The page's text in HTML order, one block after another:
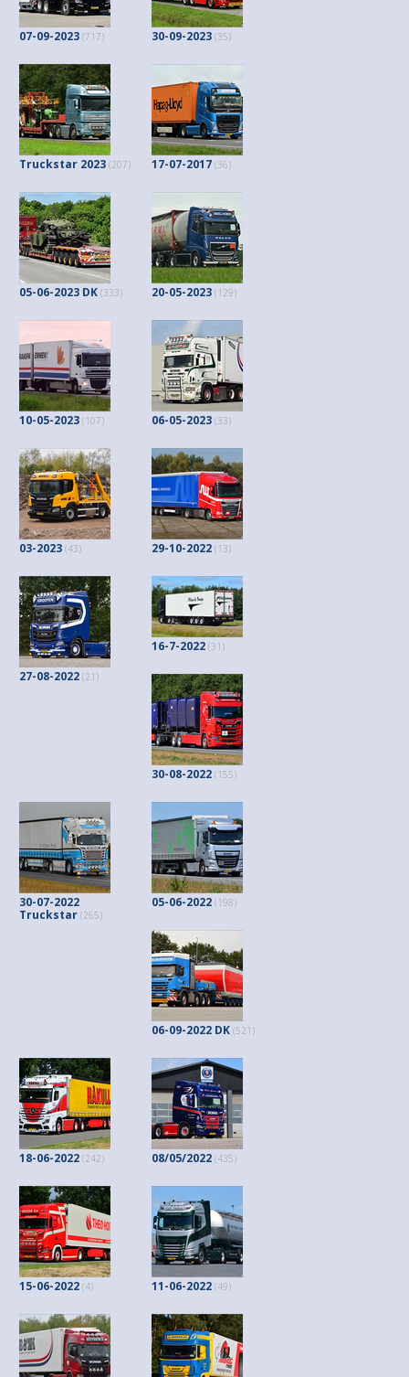
07-09-2023 (717) 30-09-2023 (35)
Truckstar 2023 (207) 17-07-2017 (36)
05-06-2023 DK (333) 20-05-2023 (129)
10-05-2023 (107) 06-05-2023 (33)
03-2023 (43) 29-10-2022 (13)
27-08-2022 (21)
16-7-2022 (31)
30-08-2022 (155)
30-07-2022
Truckstar (265)
05-06-2022 (198)
06-09-2022 DK (521)
18-06-2022 (242) 08/05/2022 (435)
15-06-2022 (4) 11-06-2022 (49)